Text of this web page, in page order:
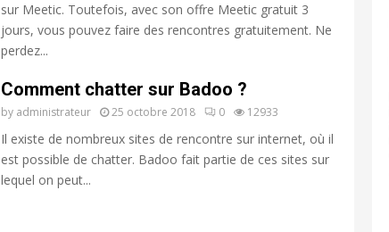
sur Meetic. Toutefois, avec son offre Meetic gratuit 3
jours, vous pouvez faire des rencontres gratuitement. Ne
perdez...
Comment chatter sur Badoo ?
by administrateur 25 octobre 2018 0 12933
Il existe de nombreux sites de rencontre sur internet, où il
est possible de chatter. Badoo fait partie de ces sites sur
lequel on peut...